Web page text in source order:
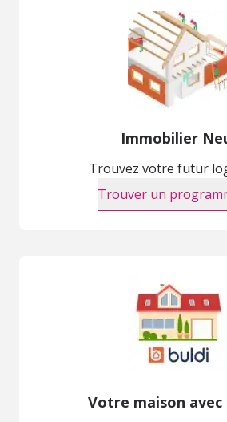
Immobilier
Trouvez votre futur
Trouver un
Votre maison avec